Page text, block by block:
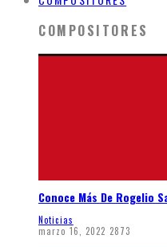
COMPOSITORES
Conoce Más De Rogelio
Noticias
marzo 16, 2022 2873